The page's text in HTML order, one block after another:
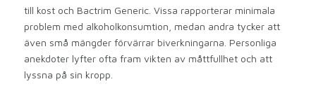
till kost och Bactrim Generic. Vissa rapporterar minimala
problem med alkoholkonsumtion, medan andra tycker att
även små mängder förvärrar biverkningarna. Personliga
anekdoter lyfter ofta fram vikten av måttfullhet och att
lyssna på sin kropp.